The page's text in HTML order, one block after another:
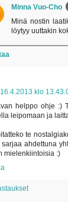
Minna Vuo-Cho
Minä nostin
löytyy uuttakin
16.4.2013 klo
helppo ohje :)
leipomaan ja
te
sarjaa ahdettuna
mielenkiintoisia :)